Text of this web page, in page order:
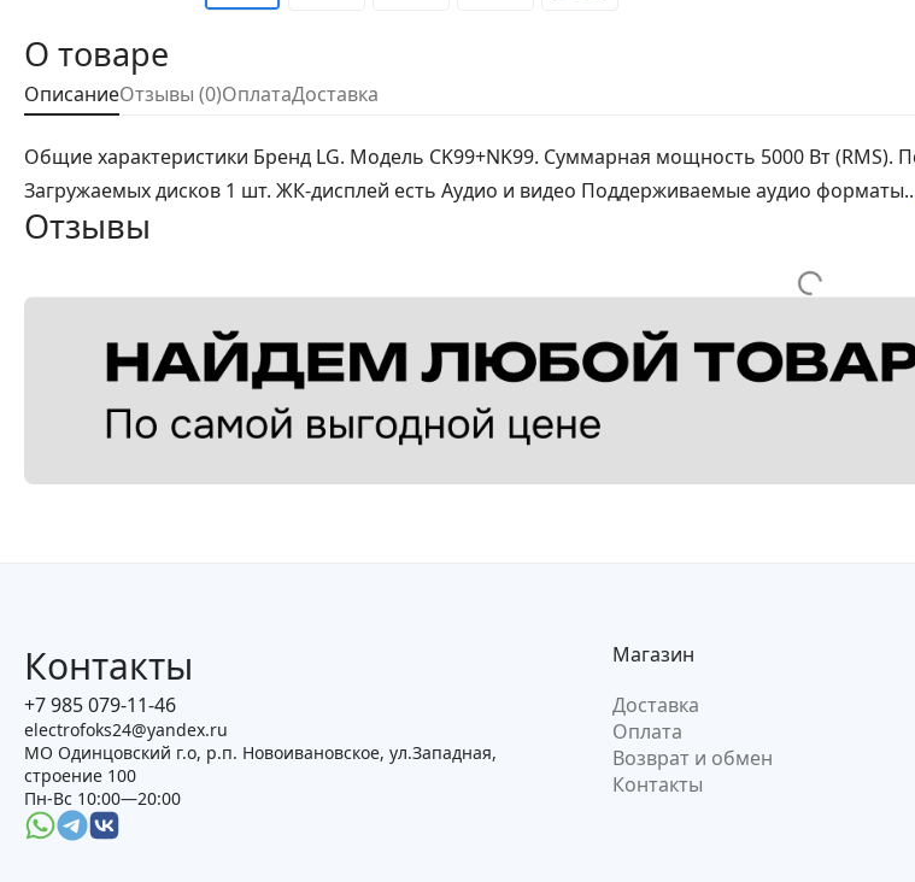
О товаре
ОписаниеОтзывы (0)ОплатаДоставка
Общие характеристики Бренд LG. Модель CK99+NK99. Cуммарная мощность 5000 Вт
Загружаемых дисков 1 шт. ЖК-дисплей есть Аудио и видео Поддерживаемые аудио
Отзывы
Контакты
+7 985 079-11-46
electrofoks24@yandex.ru
МО Одинцовский г.о, р.п. Новоивановское, ул.Западная,
строение 100
Пн-Вс 10:00—20:00
Магазин
Доставка
Оплата
Возврат и обмен
Контакты